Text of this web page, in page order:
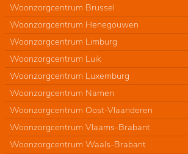
Woonzorgcentrum Brussel
Woonzorgcentrum Henegouwen
Woonzorgcentrum Limburg
Woonzorgcentrum Luik
Woonzorgcentrum Luxemburg
Woonzorgcentrum Namen
Woonzorgcentrum Oost-Vlaanderen
Woonzorgcentrum Vlaams-Brabant
Woonzorgcentrum Waals-Brabant